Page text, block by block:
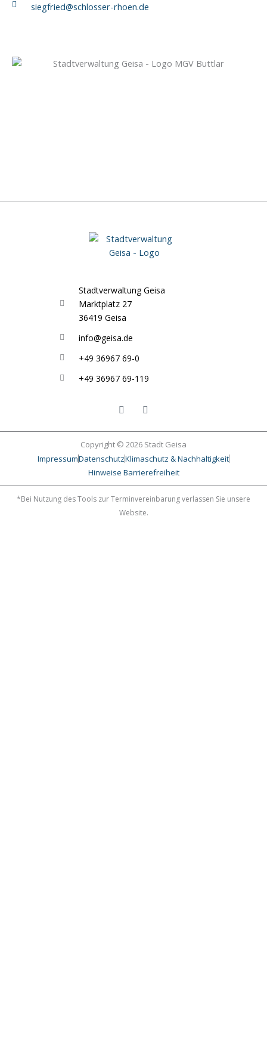
siegfried@schlosser-rhoen.de
Stadtverwaltung Geisa
Marktplatz 27
36419 Geisa
info@geisa.de
+49 36967 69-0
+49 36967 69-119
a
c
b
o
o
k
-
n
s
a
g
a
m
Copyright © 2026 Stadt Geisa
ImpressumDatenschutzKlimaschutz & Nachhaltigkeit
Hinweise Barrierefreiheit
*Bei Nutzung des Tools zur Terminvereinbarung verlassen Sie unsere
Website.